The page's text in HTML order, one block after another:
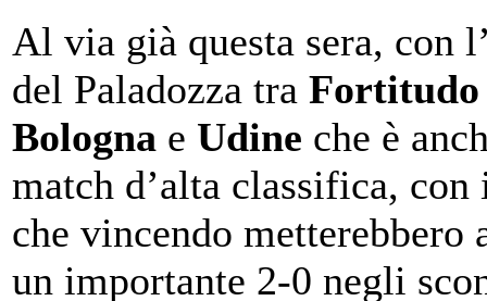
Al via già questa sera, con
del Paladozza tra Fortitudo
Bologna e Udine che è
match d’alta classifica,
che vincendo metterebbero
un importante 2-0 negli